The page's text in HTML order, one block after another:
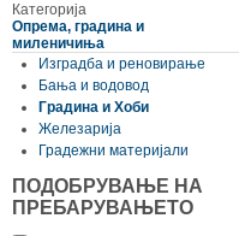
Категорија
Опрема, градина и
миленичиња
Изградба и реновирање
Бања и водовод
Градина и Хоби
Железарија
Градежни материјали
ПОДОБРУВАЊЕ НА
ПРЕБАРУВАЊЕТО